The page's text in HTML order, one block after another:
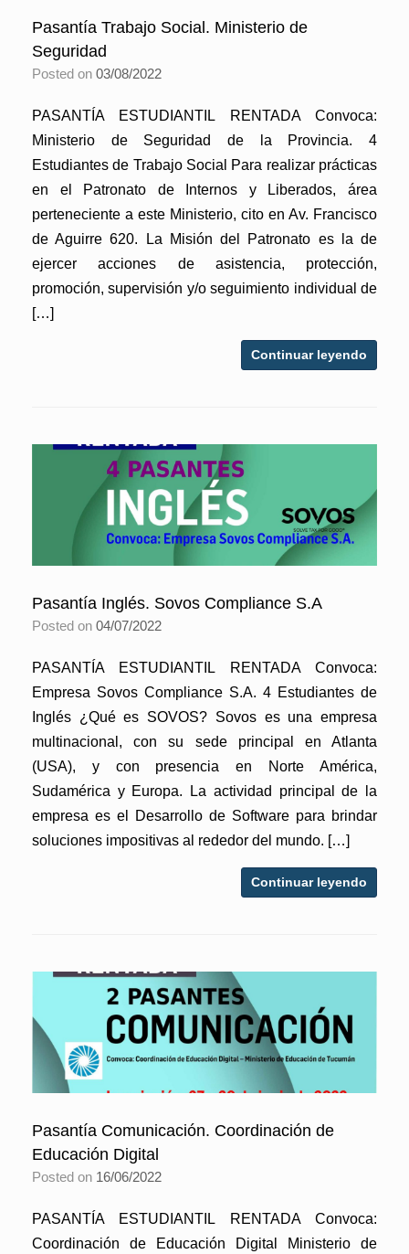
Pasantía Trabajo Social. Ministerio de
Seguridad
Posted on 03/08/2022
PASANTÍA ESTUDIANTIL RENTADA Convoca:
Ministerio de Seguridad de la Provincia. 4
Estudiantes de Trabajo Social Para realizar prácticas
en el Patronato de Internos y Liberados, área
perteneciente a este Ministerio, cito en Av. Francisco
de Aguirre 620. La Misión del Patronato es la de
ejercer acciones de asistencia, protección,
promoción, supervisión y/o seguimiento individual de
[…]
Continuar leyendo
Pasantía Inglés. Sovos Compliance S.A
Posted on 04/07/2022
PASANTÍA ESTUDIANTIL RENTADA Convoca:
Empresa Sovos Compliance S.A. 4 Estudiantes de
Inglés ¿Qué es SOVOS? Sovos es una empresa
multinacional, con su sede principal en Atlanta
(USA), y con presencia en Norte América,
Sudamérica y Europa. La actividad principal de la
empresa es el Desarrollo de Software para brindar
soluciones impositivas al rededor del mundo. […]
Continuar leyendo
Pasantía Comunicación. Coordinación de
Educación Digital
Posted on 16/06/2022
PASANTÍA ESTUDIANTIL RENTADA Convoca:
Coordinación de Educación Digital Ministerio de